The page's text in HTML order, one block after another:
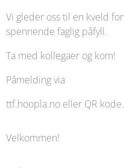
Vi gleder oss til en kveld
spennende faglig påfyll.
Ta med kollegaer og kom!
Påmelding via
ttf.hoopla.no eller QR kode.
Velkommen!